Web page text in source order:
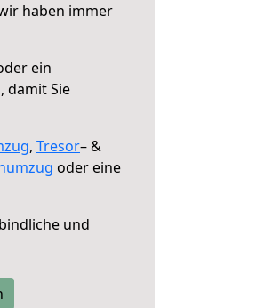
haben immer
ein
, damit Sie
, Tresor– &
oder eine
und